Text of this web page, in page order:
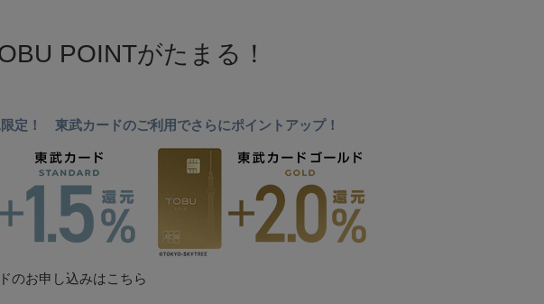
POINTがたまる！
定！ 東武カードのご利用でさらにポイントアップ！
のお申し込みはこちら